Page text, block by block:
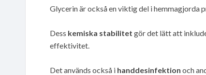
Glycerin är också en viktig del i hemmagjorda
Dess kemiska stabilitet gör det lätt att
effektivitet.
Det används också i handdesinfektion och